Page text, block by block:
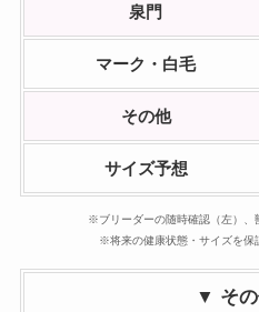
泉門
マーク・白毛
その他
サイズ予想
※ブリーダーの随時確認（左）、
※将来の健康状態・サイズを保
▼ そ